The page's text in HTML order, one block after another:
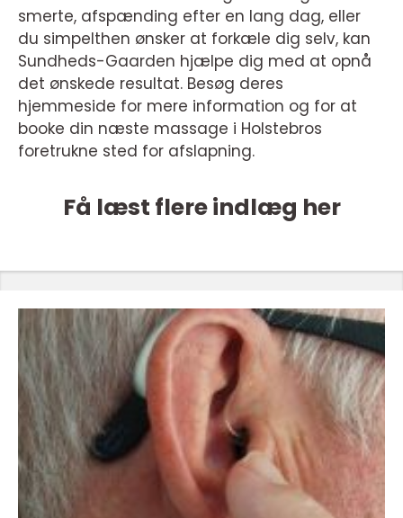
smerte, afspænding efter en lang dag, eller
du simpelthen ønsker at forkæle dig selv, kan
Sundheds-Gaarden hjælpe dig med at opnå
det ønskede resultat. Besøg deres
hjemmeside for mere information og for at
booke din næste massage i Holstebros
foretrukne sted for afslapning.
Få læst flere indlæg her